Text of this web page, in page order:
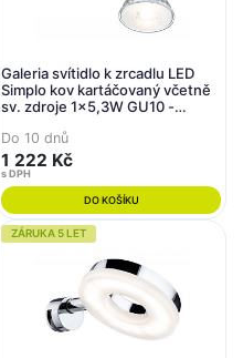
Galeria svítidlo k zrcadlu LED
Simplo kov kartáčovaný včetně
sv. zdroje 1x5,3W GU10 -
Do 10 dnů
1 222 Kč
s DPH
DO KOŠÍKU
ZÁRUKA 5 LET